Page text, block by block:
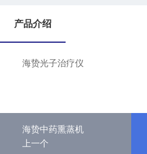
产品介绍
海贽光子治疗仪
海贽中药熏蒸机
上一个